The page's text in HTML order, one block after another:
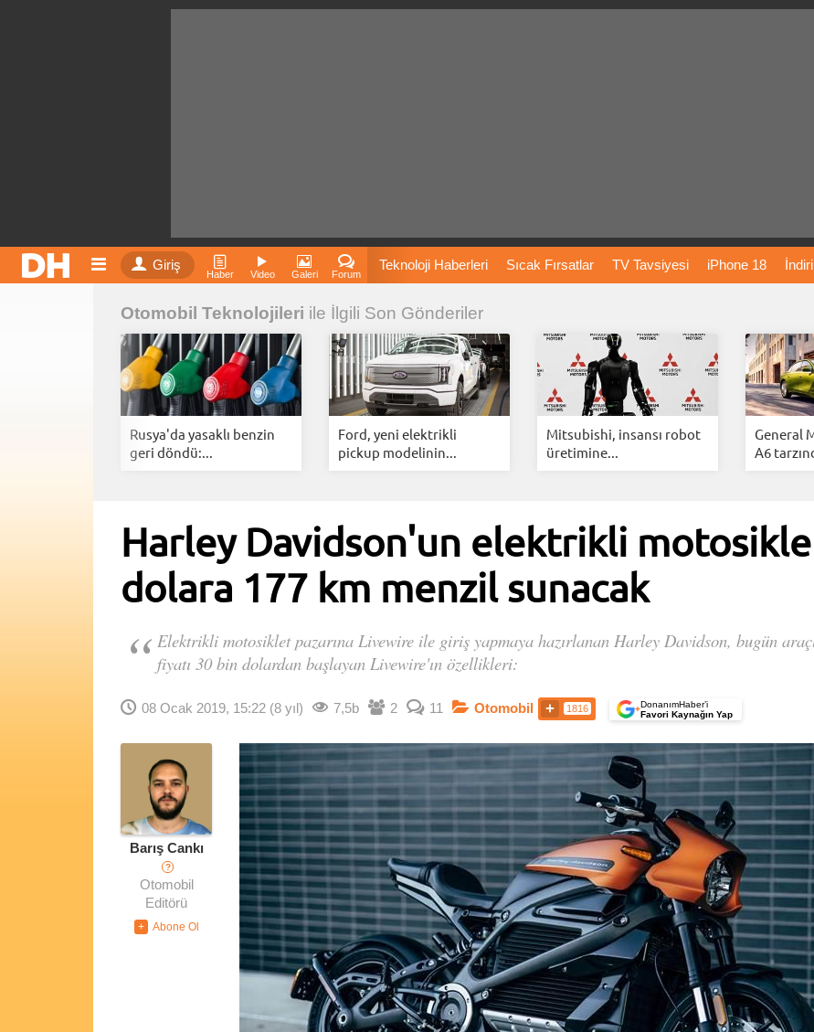
Giriş
Haber Video Galeri Forum
Teknoloji Haberleri Sıcak Fırsatlar TV Tavsiyesi iPhone 18
Film Önerileri Türkiye
Fiyatları Vizyondaki Filmler Bitcoin Dizi Önerileri Telefon Önerileri
İnstagram Dondurma İnstagram Çöktü Mü
Otomobil Teknolojileri ile İlgili Son Gönderiler
Rusya'da yasaklı benzin
geri döndü:...
Ford, yeni elektrikli
pickup modelinin...
Mitsubishi, insansı robot
üretimine...
General
A6
Harley Davidson'un elektrikli
dolara 177 km menzil sunacak
Elektrikli motosiklet pazarına Livewire ile giriş yapmaya hazırlanan Harley Davidson, bugün
fiyatı 30 bin dolardan başlayan Livewire'ın özellikleri:
08 Ocak 2019, 15:22 (8 yıl) 7,5b 2 11 Otomobil 1816 +DonanımHaber’i
Favori Kaynağın Yap
Barış Cankı
?
Otomobil
Editörü